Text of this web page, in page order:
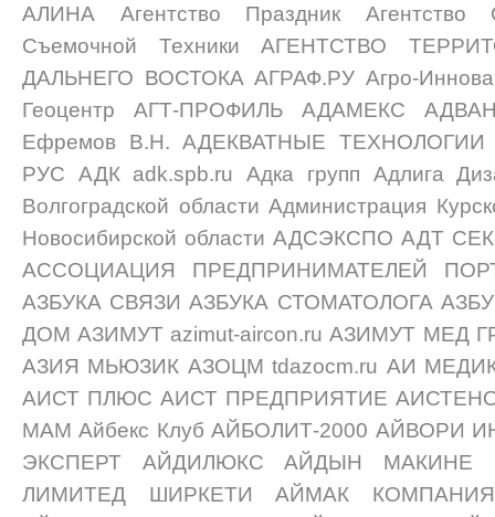
АЛИНА Агентство Праздник Агентство
Съемочной Техники АГЕНТСТВО
ДАЛЬНЕГО ВОСТОКА АГРАФ.РУ Агро-
Геоцентр АГТ-ПРОФИЛЬ АДАМЕКС
Ефремов В.Н. АДЕКВАТНЫЕ
РУС АДК adk.spb.ru Адка групп Адлига
Волгоградской области Администрация
Новосибирской области АДСЭКСПО АДТ
АССОЦИАЦИЯ ПРЕДПРИНИМАТЕЛЕЙ
АЗБУКА СВЯЗИ АЗБУКА СТОМАТОЛОГА
ДОМ АЗИМУТ azimut-aircon.ru АЗИМУТ
АЗИЯ МЬЮЗИК АЗОЦМ tdazocm.ru АИ
АИСТ ПЛЮС АИСТ ПРЕДПРИЯТИЕ
МАМ Айбекс Клуб АЙБОЛИТ-2000 АЙВОРИ
ЭКСПЕРТ АЙДИЛЮКС АЙДЫН МАКИНЕ
ЛИМИТЕД ШИРКЕТИ АЙМАК